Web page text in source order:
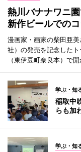
熱川バナナワニ
新作ビールでの
漫画家・画家の柴田亜
社）の発売を記念した
（東伊豆町奈良本）で開
学ぶ・知
稲取中
らも加
学ぶ・知